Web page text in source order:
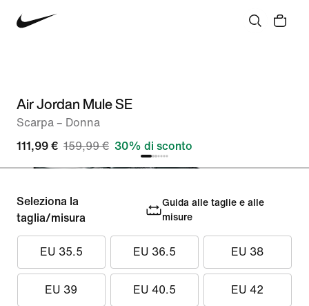
Air Jordan Mule SE
Scarpa – Donna
111,99 € 159,99 € 30% di sconto
Seleziona la
taglia/misura
Guida alle taglie e alle
misure
EU 35.5 EU 36.5 EU 38
EU 39 EU 40.5 EU 42